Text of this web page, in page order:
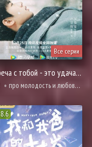
Все серии
Встреча с тобой - это удача для меня
про молодость и любовь, романтика, про школу и школьников
8.6